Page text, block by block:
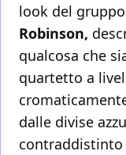
look del
Robinson,
qualcosa che
quartetto a
dalle divise
contraddistinto